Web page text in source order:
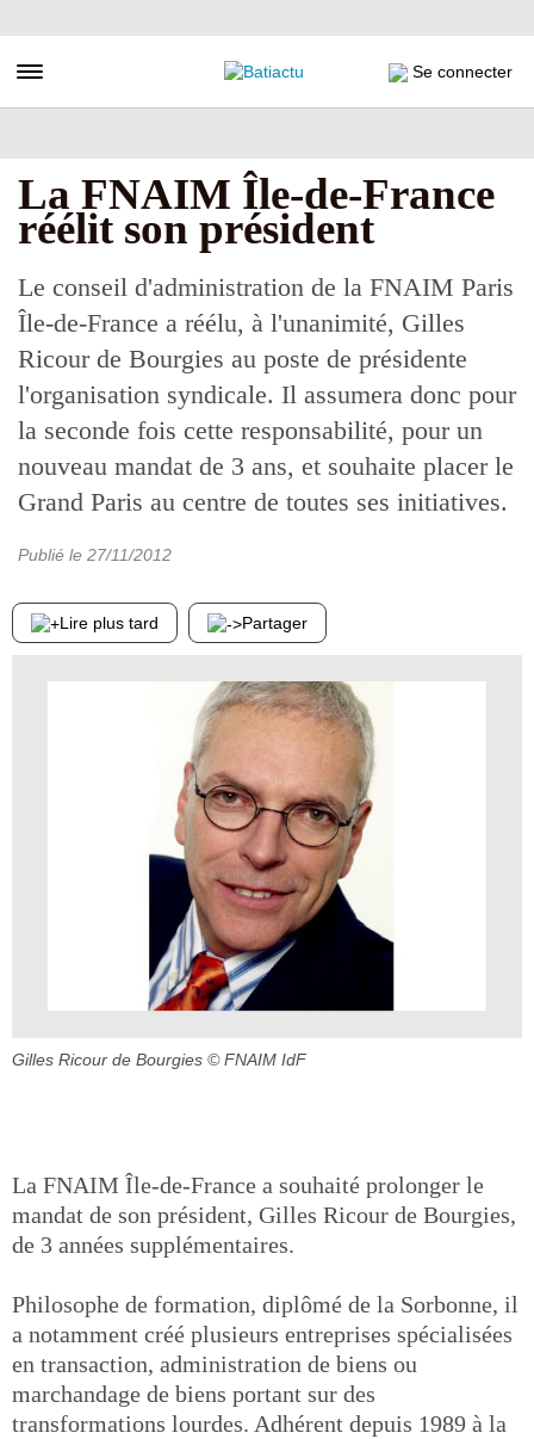
au
principal
Toggle navigation Se connecter
La FNAIM Île-de-France
réélit son président
Le conseil d'administration de la FNAIM Paris
Île-de-France a réélu, à l'unanimité, Gilles
Ricour de Bourgies au poste de présidente
l'organisation syndicale. Il assumera donc pour
la seconde fois cette responsabilité, pour un
nouveau mandat de 3 ans, et souhaite placer le
Grand Paris au centre de toutes ses initiatives.
Publié le 27/11/2012
Lire plus tard Partager
Gilles Ricour de Bourgies © FNAIM IdF
La FNAIM Île-de-France a souhaité prolonger le
mandat de son président, Gilles Ricour de Bourgies,
de 3 années supplémentaires.
Philosophe de formation, diplômé de la Sorbonne, il
a notamment créé plusieurs entreprises spécialisées
en transaction, administration de biens ou
marchandage de biens portant sur des
transformations lourdes. Adhérent depuis 1989 à la